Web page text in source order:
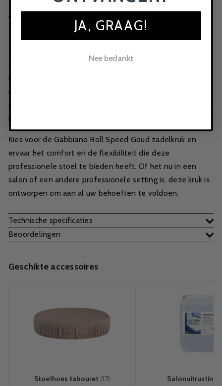
Het ontbreken van armleuningen en een rugleuning zorgt
voor een grotere bewegingsvrijheid, waardoor de
gebruiker snel en efficiënt kan werken.
functioneel, maar ook een stijlvolle toevoeging aan elke
inrichting. Met zijn chique gouden kleur past hij perfect in
moderne en professionele omgevingen. De kruk wordt
geleverd met een garantie van 1 jaar, wat extra zekerheid
biedt over de kwaliteit van het product.
Kies voor de Gabbiano Roll Speed Goud zadelkruk en
ervaar het comfort en de flexibiliteit die deze
professionele stoel te bieden heeft. Of het nu in een
salon of een andere professionele setting is, deze kruk is
ontworpen om aan al uw behoeften te voldoen.
Technische specificaties
Beoordelingen
Geschikte accessoires
Stoelhoes tabouret (17) Salonuitrusting
JA, GRAAG!
Nee bedankt